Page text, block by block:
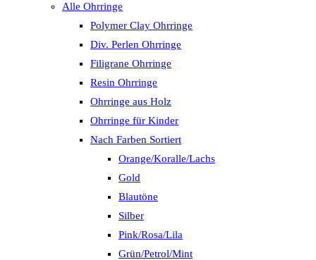
Alle Ohrringe
Polymer Clay Ohrringe
Div. Perlen Ohrringe
Filigrane Ohrringe
Resin Ohrringe
Ohrringe aus Holz
Ohrringe für Kinder
Nach Farben Sortiert
Orange/Koralle/Lachs
Gold
Blautöne
Silber
Pink/Rosa/Lila
Grün/Petrol/Mint